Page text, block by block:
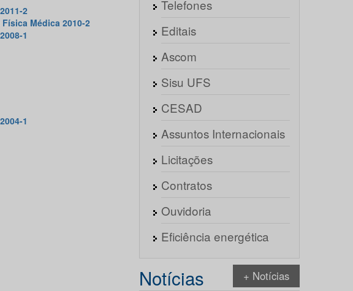
2
Médica 2010-2
1
1
Telefones
Editais
Ascom
Sisu UFS
CESAD
Assuntos Internacionais
Licitações
Contratos
Ouvidoria
Eficiência energética
Notícias + Notícias